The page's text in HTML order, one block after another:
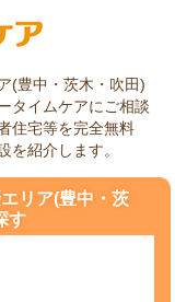
(豊中・茨木・吹田)
タイムケアにご相談
住宅等を完全無料
を紹介します。
リア(豊中・茨
す